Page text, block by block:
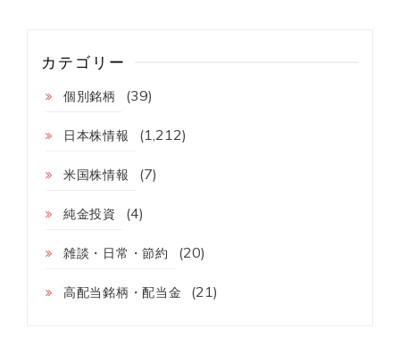
理
カテゴリー
個別銘柄 (39)
日本株情報 (1,212)
米国株情報 (7)
純金投資 (4)
雑談・日常・節約 (20)
高配当銘柄・配当金 (21)